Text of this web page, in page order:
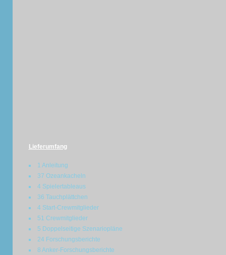
Lieferumfang
1 Anleitung
37 Ozeankacheln
4 Spielertableaus
36 Tauchplättchen
4 Start-Crewmitglieder
51 Crewmitglieder
5 Doppelseitige Szenariopläne
24 Forschungsberichte
8 Anker-Forschungsberichte